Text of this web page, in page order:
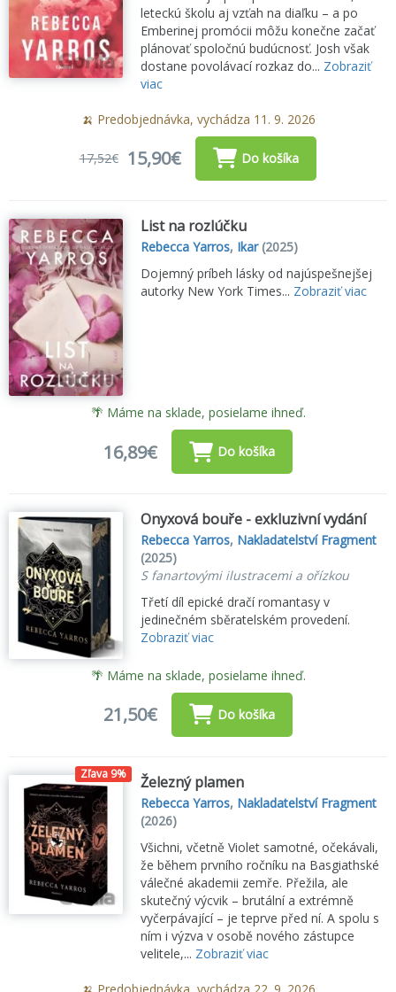
leteckú školu aj vzťah na diaľku – a po
Emberinej promócii môžu konečne začať
plánovať spoločnú budúcnosť. Josh však
dostane povolávací rozkaz do... Zobraziť
viac
🍌 Predobjednávka, vychádza 11. 9. 2026
17,52€ 15,90€ Do košíka
List na rozlúčku
Rebecca Yarros, Ikar(2025)
Dojemný príbeh lásky od najúspešnejšej
autorky New York Times... Zobraziť viac
🌴 Máme na sklade, posielame ihneď.
16,89€ Do košíka
Onyxová bouře - exkluzivní vydání
Rebecca Yarros, Nakladatelství Fragment
(2025)
S fanartovými ilustracemi a ořízkou
Třetí díl epické dračí romantasy v
jedinečném sběratelském provedení.
Zobraziť viac
🌴 Máme na sklade, posielame ihneď.
21,50€ Do košíka
Zľava 9% Železný plamen
Rebecca Yarros, Nakladatelství Fragment
(2026)
Všichni, včetně Violet samotné, očekávali,
že během prvního ročníku na Basgiathské
válečné akademii zemře. Přežila, ale
skutečný výcvik – brutální a extrémně
vyčerpávající – je teprve před ní. A spolu s
ním i výzva v osobě nového zástupce
velitele,... Zobraziť viac